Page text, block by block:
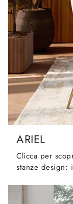
ARIEL
Clicca per
stanze design: